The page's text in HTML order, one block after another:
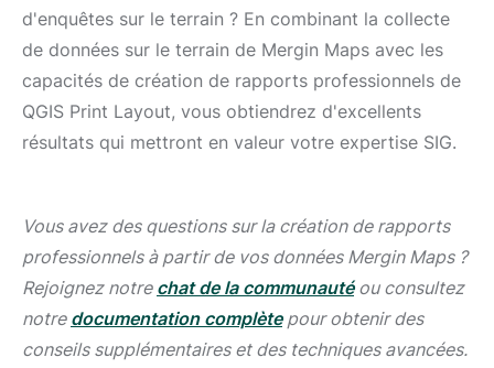
d'enquêtes sur le terrain ? En combinant la collecte
de données sur le terrain de Mergin Maps avec les
capacités de création de rapports professionnels de
QGIS Print Layout, vous obtiendrez d'excellents
résultats qui mettront en valeur votre expertise SIG.
Vous avez des questions sur la création de rapports
professionnels à partir de vos données Mergin Maps ?
Rejoignez notre chat de la communautéou consultez
notre documentation complètepour obtenir des
conseils supplémentaires et des techniques avancées.